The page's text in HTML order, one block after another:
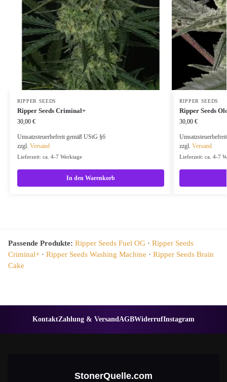
RIPPER SEEDS
Ripper Seeds Criminal+
30,00 €
Umsatzsteuerbefreit gemäß UStG §6
zzgl. Versand
Lieferzeit: ca. 4-7 Werktage
In den Warenkorb
RIPPER SEEDS
Ripper Seeds
30,00 €
zzgl. Versand
Lieferzeit: ca. 4-7
Passende Produkte: Ripper Seeds Fuel OG · Ripper Seeds
Criminal+ · Ripper Seeds Washing Machine · Ripper Seeds Brain
Cake
KontaktZahlung & VersandAGBWiderrufInstagram
StonerQuelle.com